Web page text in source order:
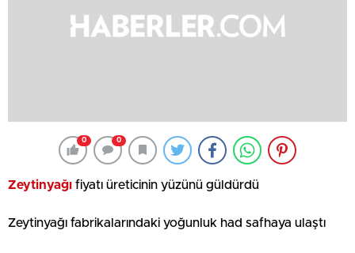
0 0
Zeytinyağı fiyatı üreticinin yüzünü güldürdü
Zeytinyağı fabrikalarındaki yoğunluk had safhaya ulaştı